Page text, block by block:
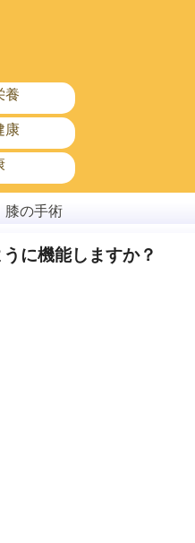
養
康
と安全
膝の手術
に機能しますか？